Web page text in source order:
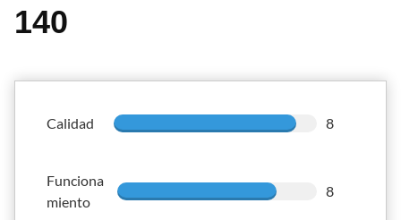
140
Calidad 8
Funciona
miento
8